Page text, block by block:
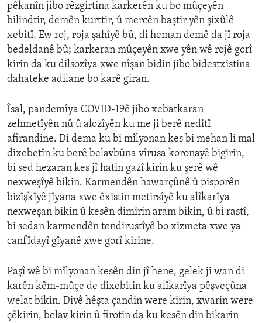
pêkanîn jibo rêzgirtina karkerên ku bo mûçeyên
bilindtir, demên kurttir, û mercên baştir yên şixûlê
xebitî. Ew roj, roja şahîyê bû, di heman demê da jî roja
bedeldanê bû; karkeran mûçeyên xwe yên wê rojê gorî
kirin da ku dilsozîya xwe nîşan bidin jibo bidestxistina
dahateke adilane bo karê giran.
Îsal, pandemîya COVID-19ê jibo xebatkaran
zehmetîyên nû û alozîyên ku me ji berê neditî
afirandine. Di dema ku bi mîlyonan kes bi mehan li mal
dixebetîn ku berê belavbûna vîrusa koronayê bigirin,
bi sed hezaran kes jî hatin gazî kirin ku şerê wê
nexweşîyê bikin. Karmendên hawarçûnê û pisporên
bizîşkîyê jîyana xwe êxistin metirsîyê ku alîkarîya
nexweşan bikin û kesên dimirin aram bikin, û bi rastî,
bi sedan karmendên tendirustîyê bo xizmeta xwe ya
canfîdayî gîyanê xwe gorî kirine.
Paşî wê bi mîlyonan kesên din jî hene, gelek ji wan di
karên kêm-mûçe de dixebitin ku alîkarîya pêşveçûna
welat bikin. Divê hêşta çandin were kirin, xwarin were
çêkirin, belav kirin û firotin da ku kesên din bikarin